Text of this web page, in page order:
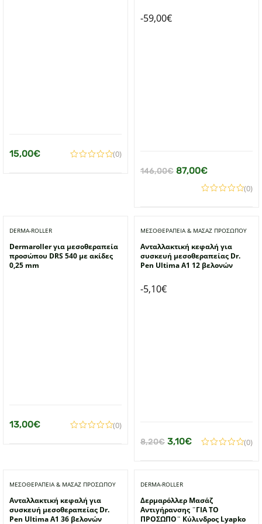
15,00€ (0)
-59,00€
146,00€ Original
87,00€Η
τρέχουσα(0)
DERMA-ROLLER
Dermaroller για μεσοθεραπεία
προσώπου DRS 540 με ακίδες
0,25 mm
13,00€ (0)
ΜΕΣΟΘΕΡΑΠΕΙΑ & ΜΑΣΑΖ ΠΡΟΣΩΠΟΥ
Ανταλλακτική κεφαλή για
συσκευή μεσοθεραπείας Dr.
Pen Ultima A1 12 βελονών
-5,10€
8,20€ Original
3,10€Η
3,10€.
(0)
ΜΕΣΟΘΕΡΑΠΕΙΑ & ΜΑΣΑΖ ΠΡΟΣΩΠΟΥ
Ανταλλακτική κεφαλή για
συσκευή μεσοθεραπείας Dr.
Pen Ultima A1 36 βελονών
DERMA-ROLLER
Δερμαρόλλερ Μασάζ
Αντιγήρανσης ¨ΓΙΑ ΤΟ
ΠΡΟΣΩΠΟ¨ Κύλινδρος Lyapko